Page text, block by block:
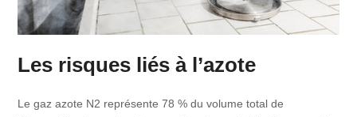
Les risques liés à l’azote
Le gaz azote N2 représente 78 % du volume total de